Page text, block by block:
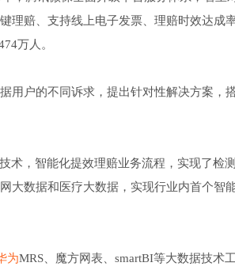
理赔、支持线上电子发票、理赔时效达成
万人。
用户的不同诉求，提出针对性解决方案，
术，智能化提效理赔业务流程，实现了检
大数据和医疗大数据，实现行业内首个智
为MRS、魔方网表、smartBI等大数据技术